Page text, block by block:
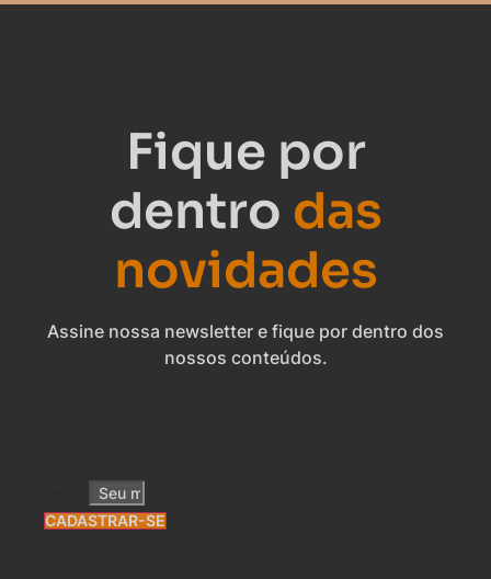
Fique por
dentro das
novidades
Assine nossa newsletter e fique por dentro dos
nossos conteúdos.
CADASTRAR-SE